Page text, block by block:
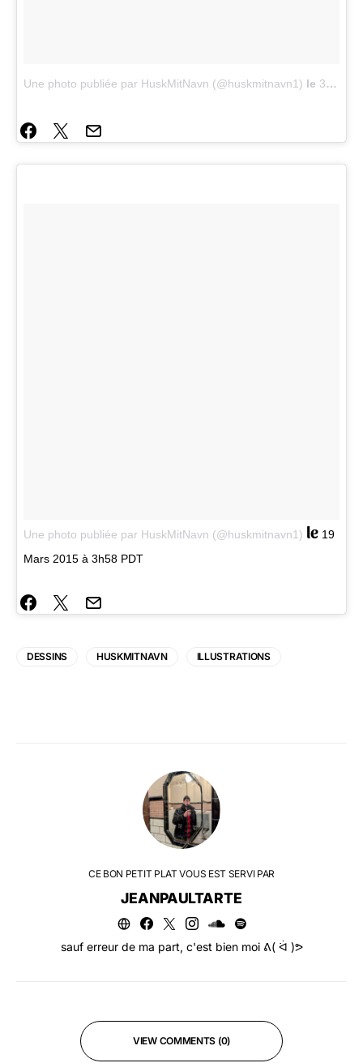
Une photo publiée par HuskMitNavn (@huskmitnavn1) le 3 Mai 2015 à 3h00 PDT
Une photo publiée par HuskMitNavn (@huskmitnavn1) le 19
Mars 2015 à 3h58 PDT
DESSINS HUSKMITNAVN ILLUSTRATIONS
CE BON PETIT PLAT VOUS EST SERVI PAR
JEANPAULTARTE
sauf erreur de ma part, c'est bien moi ᕕ( ᐛ )ᕗ
VIEW COMMENTS (0)